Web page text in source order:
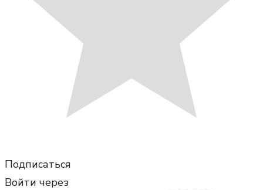
Подписаться
Войти через